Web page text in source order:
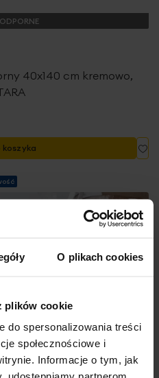
O plikach cookies
plików cookie
do spersonalizowania treści
społecznościowe i
Informacje o tym, jak
40x140 cm kremowo,
koszyka